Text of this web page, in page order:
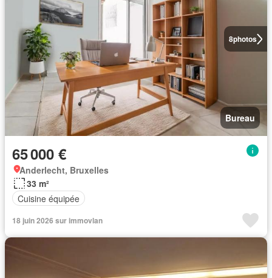
8photos
Bureau
65 000 €
Anderlecht, Bruxelles
33 m²
Cuisine équipée
18 juin 2026 sur immovlan